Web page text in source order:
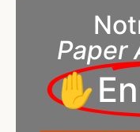
Paper